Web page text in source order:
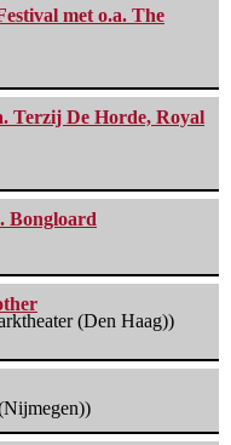
met o.a. The
Terzij De Horde, Royal
Bongloard
(Den Haag))